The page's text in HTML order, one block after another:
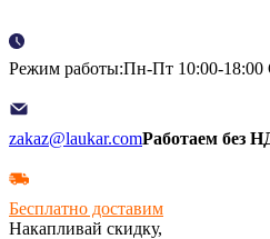
Режим работы:Пн-Пт 10:00-
zakaz@laukar.comРаботаем без
Бесплатно доставим
Накапливай скидку,